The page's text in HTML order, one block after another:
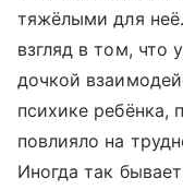
тяжёлыми для
взгляд в том, что
дочкой
психике ребёнка,
повлияло на
Иногда так